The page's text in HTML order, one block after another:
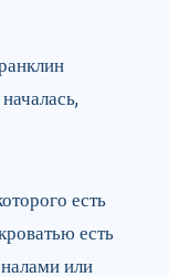
есть
есть
или